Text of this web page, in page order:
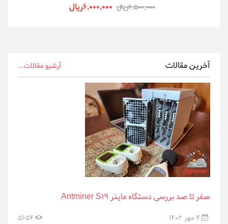
Ningbo Sheng...
Nvidia
Obelisk
Onda OEM
Raspberrypi.org
6,500,000ريال 6,000,000ريال
آخرین مقالات آرشیو مقالات...
صفر تا صد بررسی دستگاه ماینر Antminer S19
4 مهر 1402
5654